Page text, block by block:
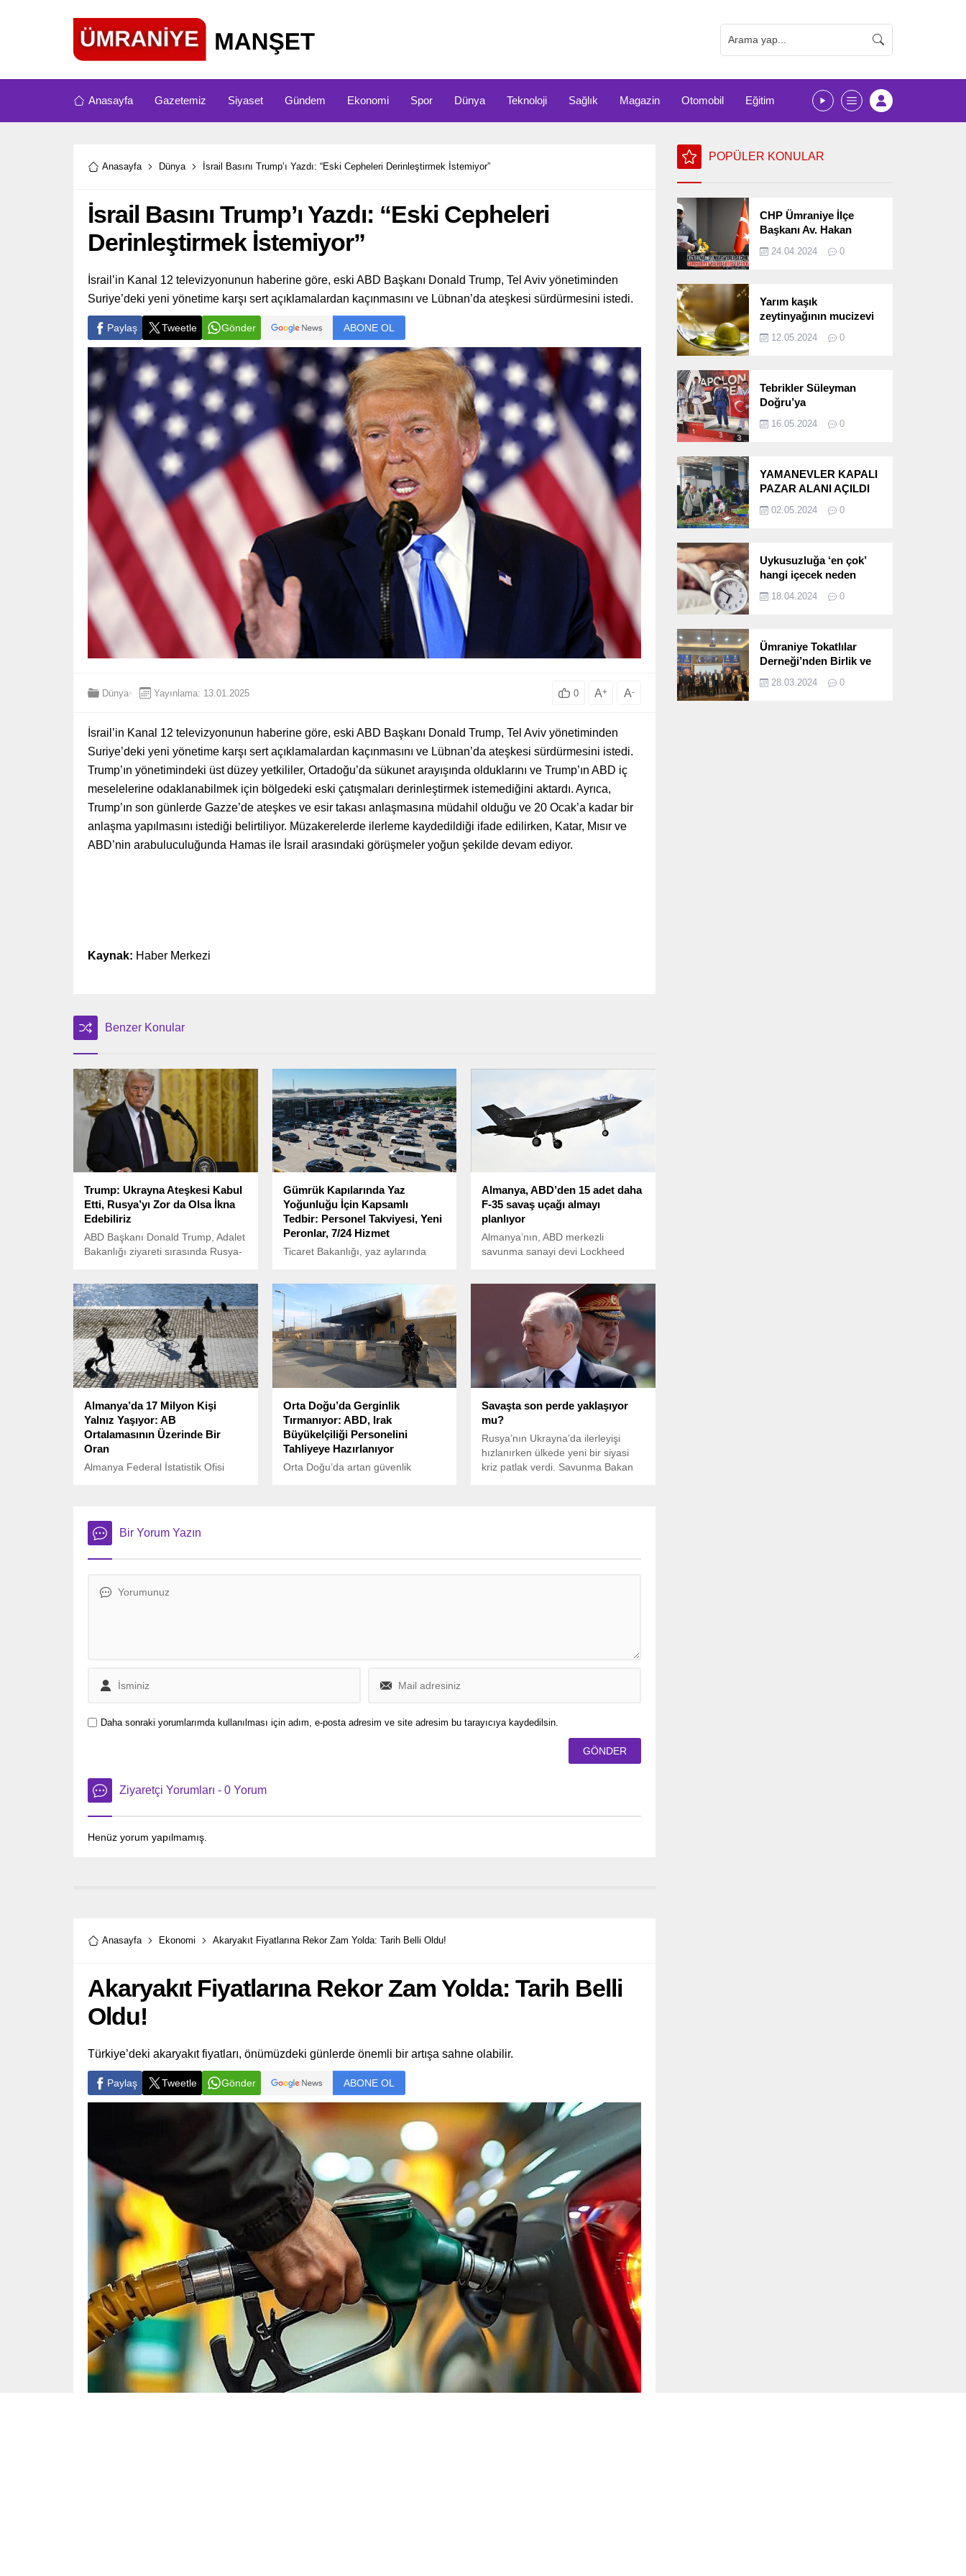
Anasayfa Gazetemiz Siyaset Gündem Ekonomi Spor Dünya Teknoloji Sağlık Magazin Otomobil Eğitim
Anasayfa Dünya İsrail Basını Trump’ı Yazdı: “Eski Cepheleri Derinleştirmek İstemiyor”
İsrail Basını Trump’ı Yazdı: “Eski Cepheleri
Derinleştirmek İstemiyor”
İsrail’in Kanal 12 televizyonunun haberine göre, eski ABD Başkanı Donald Trump, Tel Aviv yönetiminden
Suriye’deki yeni yönetime karşı sert açıklamalardan kaçınmasını ve Lübnan’da ateşkesi sürdürmesini istedi.
Paylaş Tweetle Gönder ABONE OL
Dünya Yayınlama: 13.01.2025 0 A+ A-
İsrail’in Kanal 12 televizyonunun haberine göre, eski ABD Başkanı Donald Trump, Tel Aviv yönetiminden
Suriye’deki yeni yönetime karşı sert açıklamalardan kaçınmasını ve Lübnan’da ateşkesi sürdürmesini istedi.
Trump’ın yönetimindeki üst düzey yetkililer, Ortadoğu’da sükunet arayışında olduklarını ve Trump’ın ABD iç
meselelerine odaklanabilmek için bölgedeki eski çatışmaları derinleştirmek istemediğini aktardı. Ayrıca,
Trump’ın son günlerde Gazze’de ateşkes ve esir takası anlaşmasına müdahil olduğu ve 20 Ocak’a kadar bir
anlaşma yapılmasını istediği belirtiliyor. Müzakerelerde ilerleme kaydedildiği ifade edilirken, Katar, Mısır ve
ABD’nin arabuluculuğunda Hamas ile İsrail arasındaki görüşmeler yoğun şekilde devam ediyor.
Kaynak: Haber Merkezi
Benzer Konular
Trump: Ukrayna Ateşkesi Kabul
Etti, Rusya’yı Zor da Olsa İkna
Edebiliriz
ABD Başkanı Donald Trump, Adalet
Bakanlığı ziyareti sırasında Rusya-
Gümrük Kapılarında Yaz
Yoğunluğu İçin Kapsamlı
Tedbir: Personel Takviyesi, Yeni
Peronlar, 7/24 Hizmet
Ticaret Bakanlığı, yaz aylarında
oluşturduğu yoğunluğu rahatlatmak
amacıyla gümrük kapılarında
kapsamlı hazırlıklar yapıldığını
duyurdu.
Almanya, ABD’den 15 adet daha
F-35 savaş uçağı almayı
planlıyor
Almanya’nın, ABD merkezli
savunma sanayi devi Lockheed
Almanya’da 17 Milyon Kişi
Yalnız Yaşıyor: AB
Ortalamasının Üzerinde Bir
Oran
Almanya Federal İstatistik Ofisi
Orta Doğu’da Gerginlik
Tırmanıyor: ABD, Irak
Büyükelçiliği Personelini
Tahliyeye Hazırlanıyor
Orta Doğu’da artan güvenlik
Savaşta son perde yaklaşıyor
mu?
Rusya’nın Ukrayna’da ilerleyişi
hızlanırken ülkede yeni bir siyasi
kriz patlak verdi. Savunma Bakan
Bir Yorum Yazın
Daha sonraki yorumlarımda kullanılması için adım, e-posta adresim ve site adresim bu tarayıcıya kaydedilsin.
Ziyaretçi Yorumları - 0 Yorum
Henüz yorum yapılmamış.
Anasayfa Ekonomi Akaryakıt Fiyatlarına Rekor Zam Yolda: Tarih Belli Oldu!
Akaryakıt Fiyatlarına Rekor Zam Yolda: Tarih Belli
Oldu!
Türkiye’deki akaryakıt fiyatları, önümüzdeki günlerde önemli bir artışa sahne olabilir.
Paylaş Tweetle Gönder ABONE OL
POPÜLER KONULAR
CHP Ümraniye İlçe
Başkanı Av. Hakan
Seçimlerini
24.04.2024 0
Yarım kaşık
zeytinyağının mucizevi
12.05.2024 0
Tebrikler Süleyman
Doğru’ya
16.05.2024 0
YAMANEVLER KAPALI
PAZAR ALANI AÇILDI
02.05.2024 0
Uykusuzluğa ‘en çok’
hangi içecek neden
18.04.2024 0
Ümraniye Tokatlılar
Derneği’nden Birlik ve
Programı
28.03.2024 0